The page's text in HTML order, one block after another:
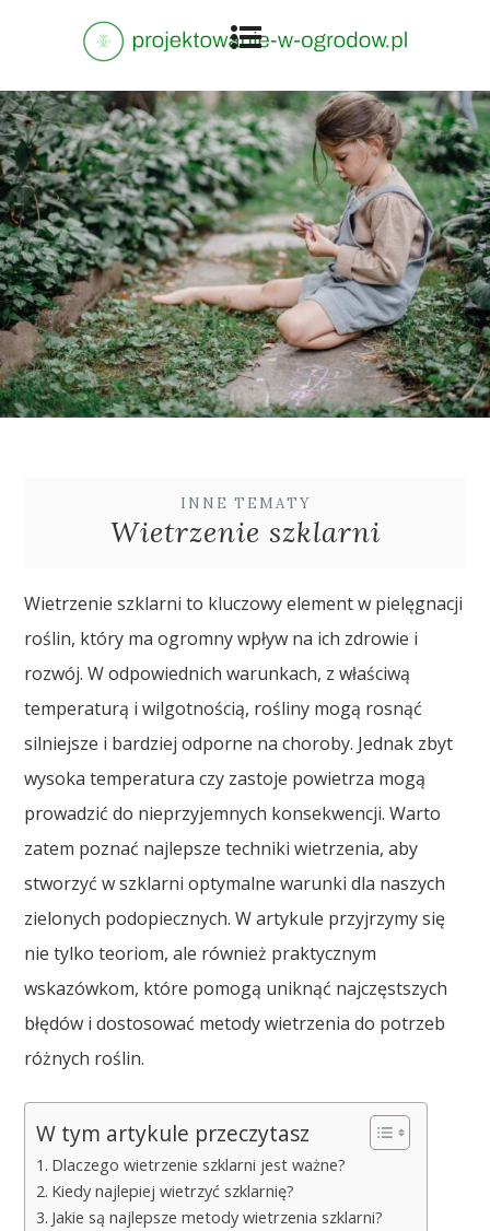
INNE TEMATY
Wietrzenie szklarni
Wietrzenie szklarni to kluczowy element w pielęgnacji
roślin, który ma ogromny wpływ na ich zdrowie i
rozwój. W odpowiednich warunkach, z właściwą
temperaturą i wilgotnością, rośliny mogą rosnąć
silniejsze i bardziej odporne na choroby. Jednak zbyt
wysoka temperatura czy zastoje powietrza mogą
prowadzić do nieprzyjemnych konsekwencji. Warto
zatem poznać najlepsze techniki wietrzenia, aby
stworzyć w szklarni optymalne warunki dla naszych
zielonych podopiecznych. W artykule przyjrzymy się
nie tylko teoriom, ale również praktycznym
wskazówkom, które pomogą uniknąć najczęstszych
błędów i dostosować metody wietrzenia do potrzeb
różnych roślin.
W tym artykule przeczytasz
Dlaczego wietrzenie szklarni jest ważne?
Kiedy najlepiej wietrzyć szklarnię?
Jakie są najlepsze metody wietrzenia szklarni?